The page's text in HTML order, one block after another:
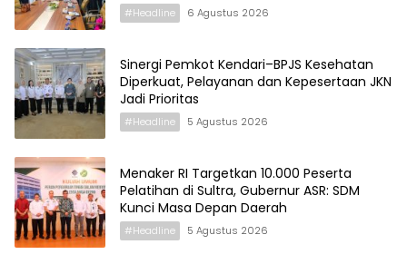
#Headline 6 Agustus 2026
Sinergi Pemkot Kendari–BPJS Kesehatan
Diperkuat, Pelayanan dan Kepesertaan JKN
Jadi Prioritas
#Headline 5 Agustus 2026
Menaker RI Targetkan 10.000 Peserta
Pelatihan di Sultra, Gubernur ASR: SDM
Kunci Masa Depan Daerah
#Headline 5 Agustus 2026